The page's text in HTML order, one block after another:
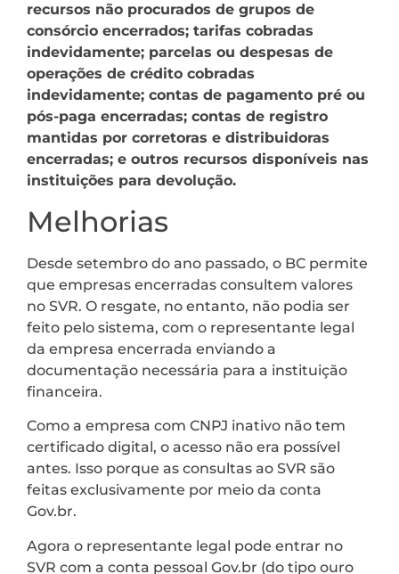
recursos não procurados de grupos de
consórcio encerrados; tarifas cobradas
indevidamente; parcelas ou despesas de
operações de crédito cobradas
indevidamente; contas de pagamento pré ou
pós-paga encerradas; contas de registro
mantidas por corretoras e distribuidoras
encerradas; e outros recursos disponíveis nas
instituições para devolução.
Melhorias
Desde setembro do ano passado, o BC permite
que empresas encerradas consultem valores
no SVR. O resgate, no entanto, não podia ser
feito pelo sistema, com o representante legal
da empresa encerrada enviando a
documentação necessária para a instituição
financeira.
Como a empresa com CNPJ inativo não tem
certificado digital, o acesso não era possível
antes. Isso porque as consultas ao SVR são
feitas exclusivamente por meio da conta
Gov.br.
Agora o representante legal pode entrar no
SVR com a conta pessoal Gov.br (do tipo ouro